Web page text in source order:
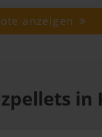
anzeigen
in